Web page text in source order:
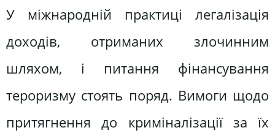
У міжнародній практиці легалізація
доходів, отриманих злочинним
шляхом, і питання фінансування
тероризму стоять поряд. Вимоги щодо
притягнення до криміналізації за їх